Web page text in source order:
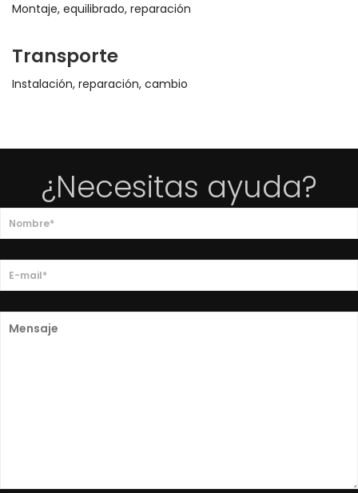
Montaje, equilibrado, reparación
Transporte
Instalación, reparación, cambio
¿Necesitas ayuda?